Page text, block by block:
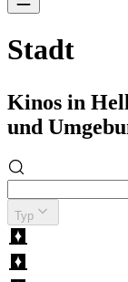
Stadt
Kinos in
und
Typ